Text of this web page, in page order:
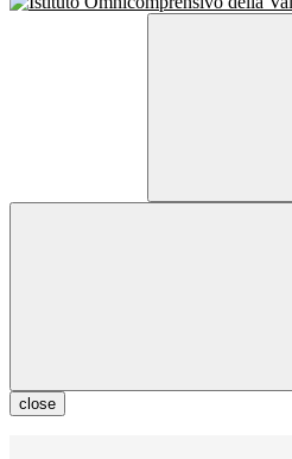
close